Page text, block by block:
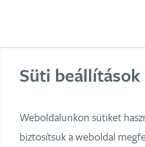
Süti beállítások
Weboldalunkon sütiket
biztosítsuk a weboldal